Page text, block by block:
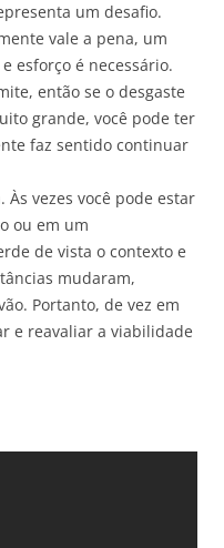
um desafio.
vale a pena, um
esforço é necessário.
então se o desgaste
grande, você pode ter
faz sentido continuar
vezes você pode estar
ou em um
de vista o contexto e
mudaram,
Portanto, de vez em
e reavaliar a viabilidade